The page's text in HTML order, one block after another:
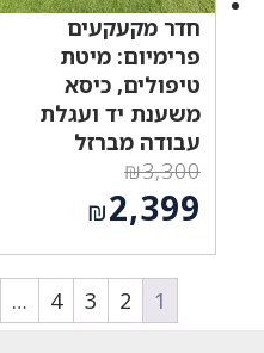
חדר מקעקעים
פרימיום: מיטת
טיפולים, כיסא
משענת יד ועגלת
עבודה מברזל
₪3,300
המחיר
המקורי
היה:
₪3,300.
₪2,399
הנוכחי
₪2,399.
1
2
3
4
…